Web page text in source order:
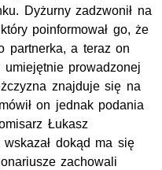
Dyżurny zadzwonił na
poinformował go, że
partnerka, a teraz on
prowadzonej
znajduje się na
on jednak podania
Łukasz
dokąd ma się
zachowali